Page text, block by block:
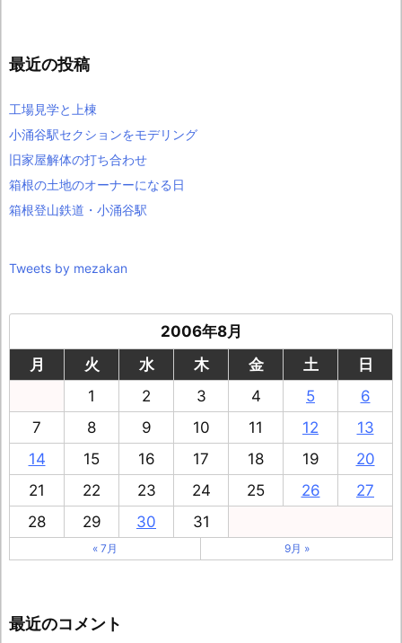
最近の投稿
工場見学と上棟
小涌谷駅セクションをモデリング
旧家屋解体の打ち合わせ
箱根の土地のオーナーになる日
箱根登山鉄道・小涌谷駅
Tweets by mezakan
2006年8月
月
火 水 木 金 土
日
1
2 3 4 5
6
7
8 9 10 11 12
13
14
15 16 17 18 19
20
21
22 23 24 25 26
27
28
29 30 31
« 7月 9月 »
最近のコメント